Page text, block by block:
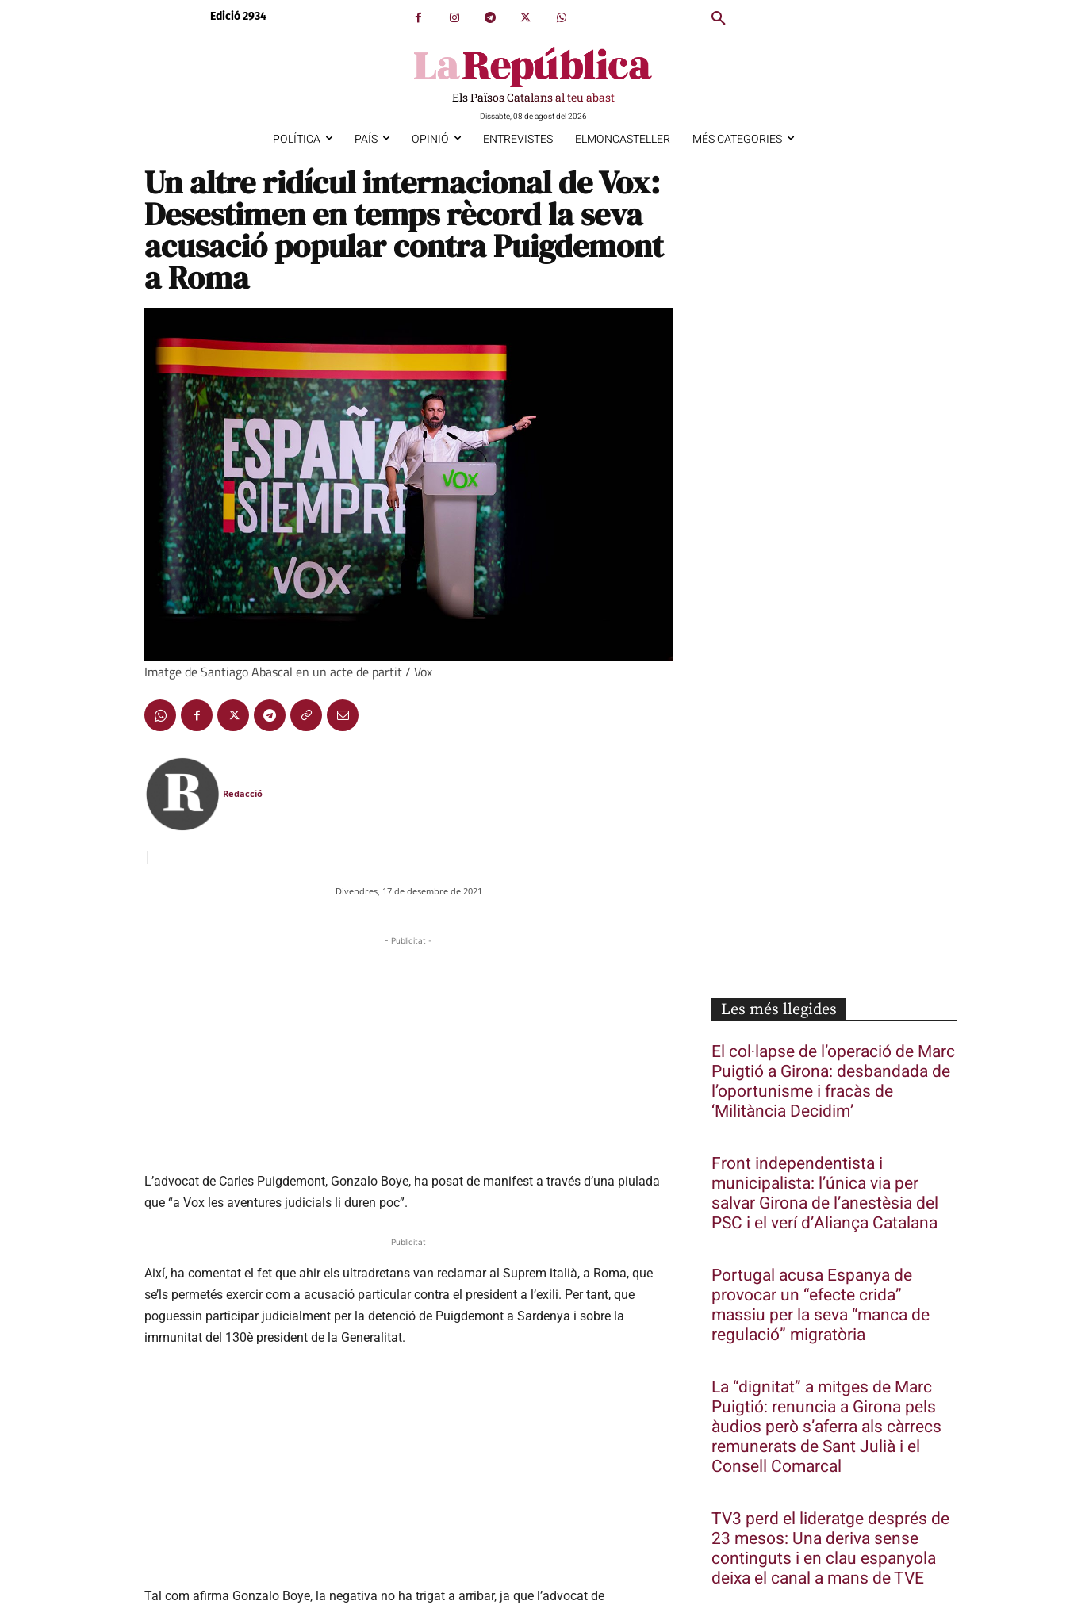
Edició 2934
Els Països Catalans al teu abast
Dissabte, 08 de agost del 2026
POLÍTICA PAÍS OPINIÓ ENTREVISTES ELMONCASTELLER MÉS CATEGORIES
Un altre ridícul internacional de Vox:
Desestimen en temps rècord la seva
acusació popular contra Puigdemont
a Roma
Imatge de Santiago Abascal en un acte de partit / Vox
Redacció
|
Divendres, 17 de desembre de 2021
- Publicitat -
L’advocat de Carles Puigdemont, Gonzalo Boye, ha posat de manifest a través d’una piulada
que “a Vox les aventures judicials li duren poc”.
Publicitat
Així, ha comentat el fet que ahir els ultradretans van reclamar al Suprem italià, a Roma, que
se’ls permetés exercir com a acusació particular contra el president a l’exili. Per tant, que
poguessin participar judicialment per la detenció de Puigdemont a Sardenya i sobre la
immunitat del 130è president de la Generalitat.
Tal com afirma Gonzalo Boye, la negativa no ha trigat a arribar, ja que l’advocat de
Les més llegides
El col·lapse de l’operació de Marc
Puigtió a Girona: desbandada de
l’oportunisme i fracàs de
‘Militància Decidim’
Front independentista i
municipalista: l’única via per
salvar Girona de l’anestèsia del
PSC i el verí d’Aliança Catalana
Portugal acusa Espanya de
provocar un “efecte crida”
massiu per la seva “manca de
regulació” migratòria
La “dignitat” a mitges de Marc
Puigtió: renuncia a Girona pels
àudios però s’aferra als càrrecs
remunerats de Sant Julià i el
Consell Comarcal
TV3 perd el lideratge després de
23 mesos: Una deriva sense
continguts i en clau espanyola
deixa el canal a mans de TVE